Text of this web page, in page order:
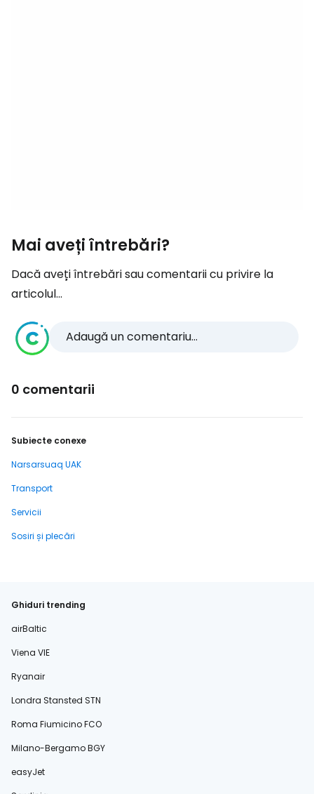
Mai aveți întrebări?
Dacă aveți întrebări sau comentarii cu privire la
articolul...
Adaugă un comentariu...
0 comentarii
Subiecte conexe
Narsarsuaq UAK
Transport
Servicii
Sosiri și plecări
Ghiduri trending
airBaltic
Viena VIE
Ryanair
Londra Stansted STN
Roma Fiumicino FCO
Milano-Bergamo BGY
easyJet